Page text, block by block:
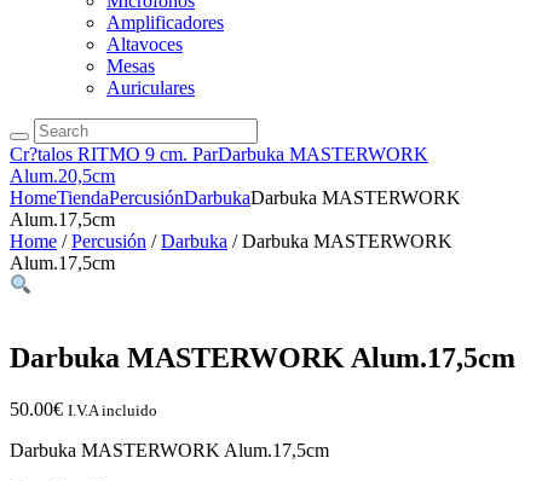
Amplificadores
Altavoces
Mesas
Auriculares
Cr?talos RITMO 9 cm. ParDarbuka MASTERWORK
Alum.20,5cm
HomeTiendaPercusiónDarbukaDarbuka MASTERWORK
Alum.17,5cm
Home /Percusión /Darbuka / Darbuka MASTERWORK
Alum.17,5cm
Darbuka MASTERWORK Alum.17,5cm
50.00€ I.V.A incluido
Darbuka MASTERWORK Alum.17,5cm